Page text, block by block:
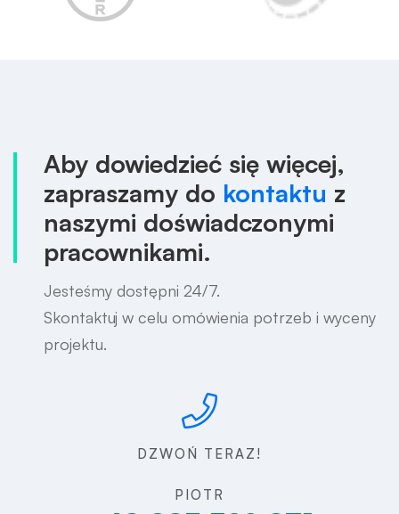
Aby dowiedzieć się więcej,
zapraszamy do kontaktu z
naszymi doświadczonymi
pracownikami.
Jesteśmy dostępni 24/7.
Skontaktuj w celu omówienia potrzeb i wyceny
projektu.
DZWOŃ TERAZ!
PIOTR